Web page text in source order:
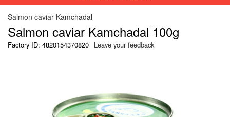
Salmon caviar Kamchadal
Salmon caviar Kamchadal 100g
Factory ID: 4820154370820 Leave your feedback